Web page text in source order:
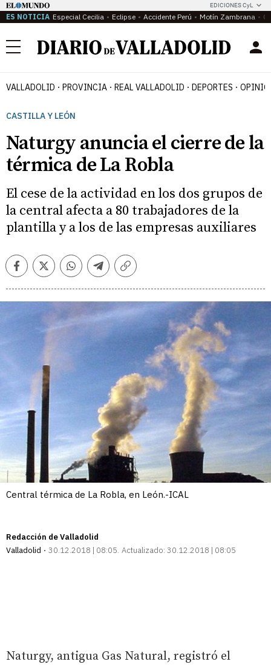
EDICIONES CyL
ES NOTICIA Especial Cecilia Eclipse Accidente Perú Motín Zambrana
Menú
VALLADOLID PROVINCIA REAL VALLADOLID DEPORTES
CASTILLA Y LEÓN
Naturgy anuncia el cierre de la
térmica de La Robla
El cese de la actividad en los dos grupos de
la central afecta a 80 trabajadores de la
plantilla y a los de las empresas auxiliares
FacebookTwitterWhatsappTelegramCopiar
Central térmica de La Robla, en León.-ICAL
Redacción de Valladolid
Valladolid
30.12.2018 | 08:05 Actualizado: 30.12.2018 | 08:05
Naturgy, antigua Gas Natural, registró el